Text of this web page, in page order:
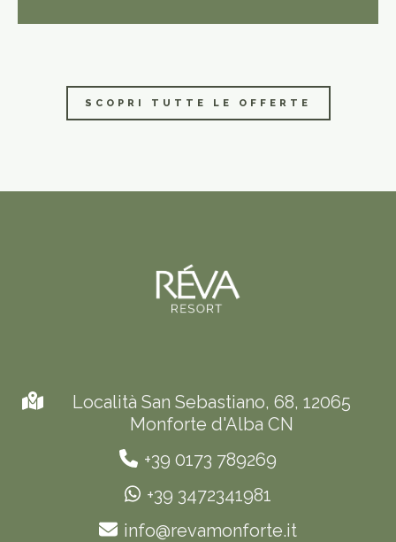
SCOPRI TUTTE LE OFFERTE
Località San Sebastiano, 68, 12065
Monforte d'Alba CN
+39 0173 789269
+39 3472341981
info@revamonforte.it